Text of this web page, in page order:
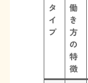
タ
イ
プ
働
き
方
の
特
徴